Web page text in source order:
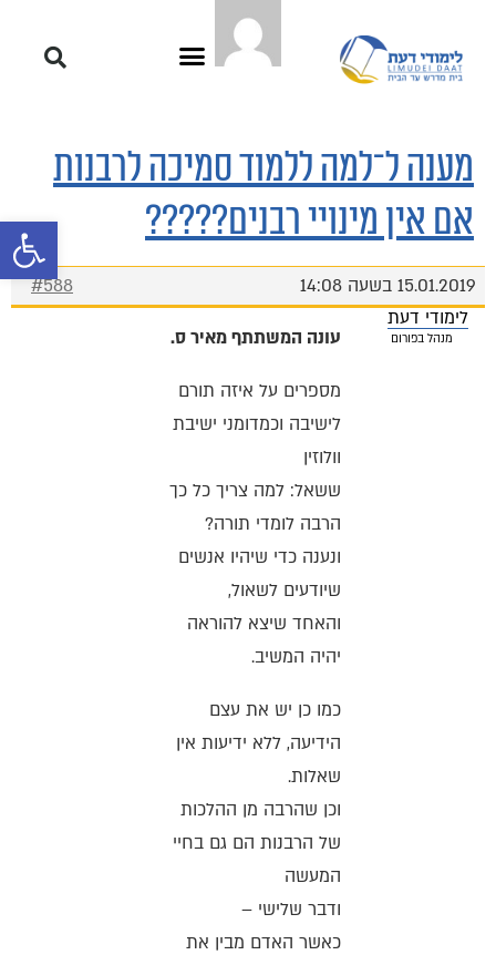
פתח
מענה ל־למה ללמוד סמיכה לרבנות
אם אין מינויי רבנים?????
15.01.2019 בשעה 14:08
#588
לימודי דעת
מנהל בפורום עונה המשתתף מאיר ס.
מספרים על איזה תורם
לישיבה וכמדומני ישיבת
וולוזין
ששאל: למה צריך כל כך
הרבה לומדי תורה?
ונענה כדי שיהיו אנשים
שיודעים לשאול,
והאחד שיצא להוראה
יהיה המשיב.
כמו כן יש את עצם
הידיעה, ללא ידיעות אין
שאלות.
וכן שהרבה מן ההלכות
של הרבנות הם גם בחיי
המעשה
ודבר שלישי –
כאשר האדם מבין את